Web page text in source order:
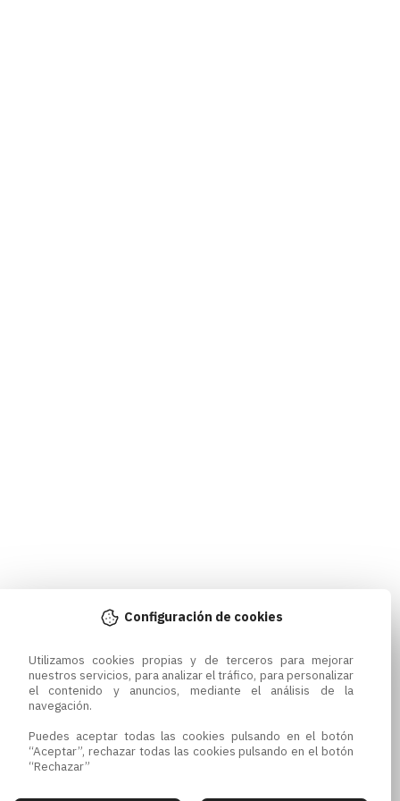
Configuración de cookies
Utilizamos cookies propias y de terceros para mejorar
nuestros servicios, para analizar el tráfico, para personalizar
el contenido y anuncios, mediante el análisis de la
navegación.
Puedes aceptar todas las cookies pulsando en el botón
“Aceptar”, rechazar todas las cookies pulsando en el botón
“Rechazar”